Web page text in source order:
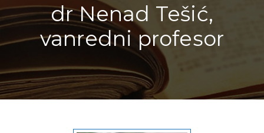
dr Nenad Tešić,
vanredni profesor